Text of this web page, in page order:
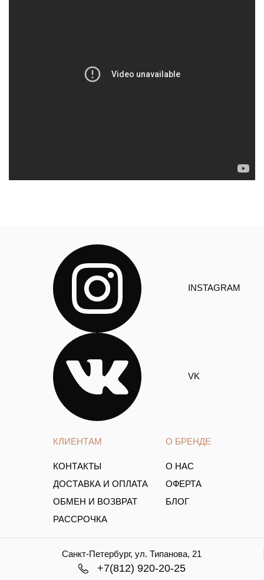
КЛИЕНТАМ
КОНТАКТЫ
ДОСТАВКА И ОПЛАТА
ОБМЕН И ВОЗВРАТ
РАССРОЧКА
О БРЕНДЕ
О НАС
ОФЕРТА
БЛОГ
INSTAGRAM
VK
Санкт-Петербург, ул. Типанова, 21
+7(812) 920-20-25